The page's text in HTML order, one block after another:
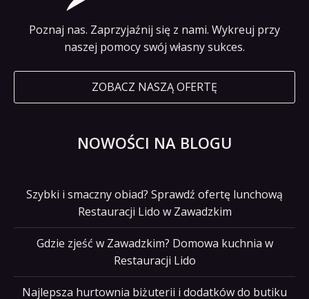
Poznaj nas. Zaprzyjaźnij się z nami. Wykreuj przy
naszej pomocy swój własny sukces.
ZOBACZ NASZĄ OFERTĘ
NOWOŚCI NA BLOGU
Szybki i smaczny obiad? Sprawdź ofertę lunchową
Restauracji Lido w Zawadzkim
Gdzie zjeść w Zawadzkim? Domowa kuchnia w
Restauracji Lido
Najlepsza hurtownia biżuterii i dodatków do butiku